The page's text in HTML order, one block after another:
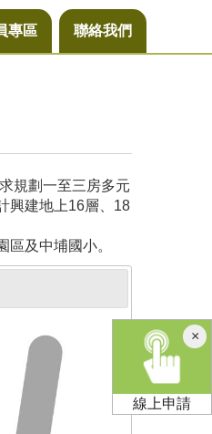
專區 聯絡我們
規劃一至三房多元
興建地上16層、18
及中埔國小。
×關
閉
線上申請